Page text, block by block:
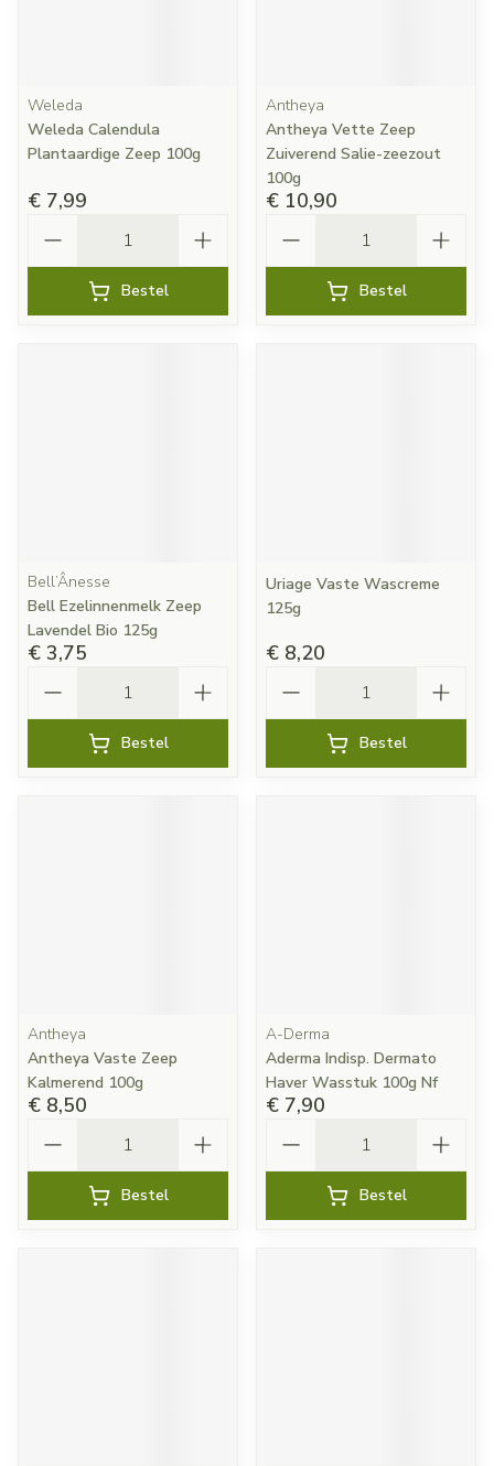
Weleda
Weleda Calendula
Plantaardige Zeep 100g
€ 7,99
Bestel
Antheya
Antheya Vette Zeep
Zuiverend Salie-zeezout
100g
€ 10,90
Bestel
Bell’Ânesse
Bell Ezelinnenmelk Zeep
Lavendel Bio 125g
€ 3,75
Bestel
Uriage Vaste Wascreme
125g
€ 8,20
Bestel
Antheya
Antheya Vaste Zeep
Kalmerend 100g
€ 8,50
Bestel
A-Derma
Aderma Indisp. Dermato
Haver Wasstuk 100g Nf
€ 7,90
Bestel